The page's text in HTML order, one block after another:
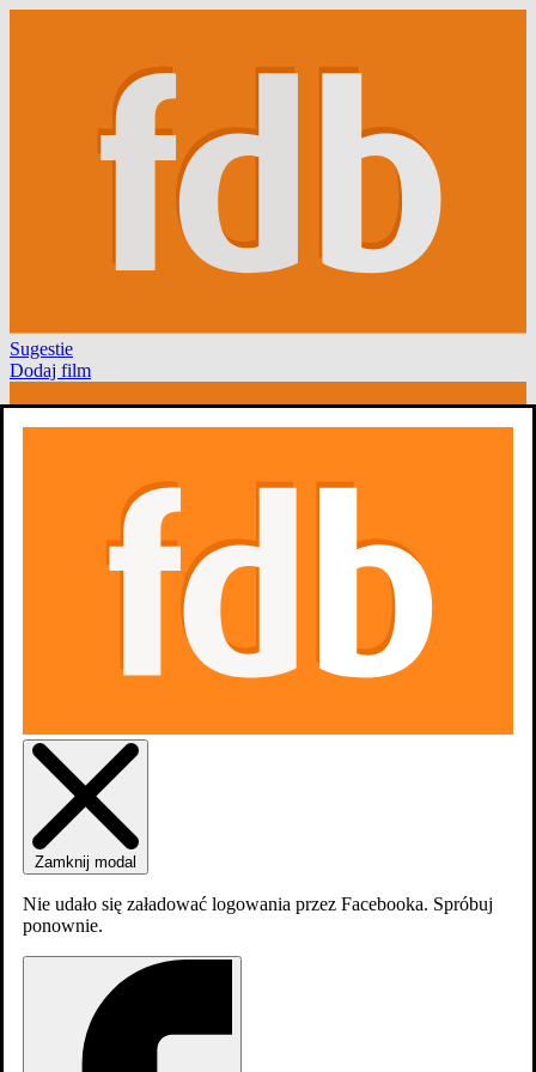
Sugestie
Dodaj film
Zaloguj sięZałóź konto
Zamknij modal
Nie udało się załadować logowania przez Facebooka. Spróbuj
ponownie.